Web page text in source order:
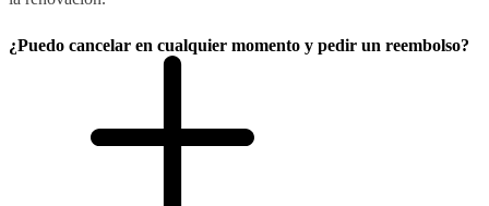
¿Puedo cancelar en cualquier momento y pedir un reembolso?